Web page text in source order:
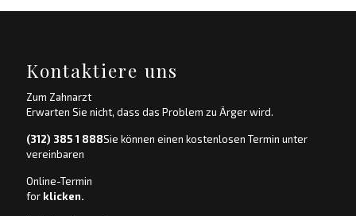
Kontaktiere uns
Zum Zahnarzt
Erwarten Sie nicht, dass das Problem zu Ärger wird.
(312) 385 1 888Sie können einen kostenlosen Termin unter
vereinbaren
Online-Termin
for klicken.